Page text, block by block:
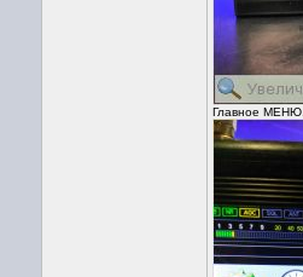
Главное МЕНЮ.